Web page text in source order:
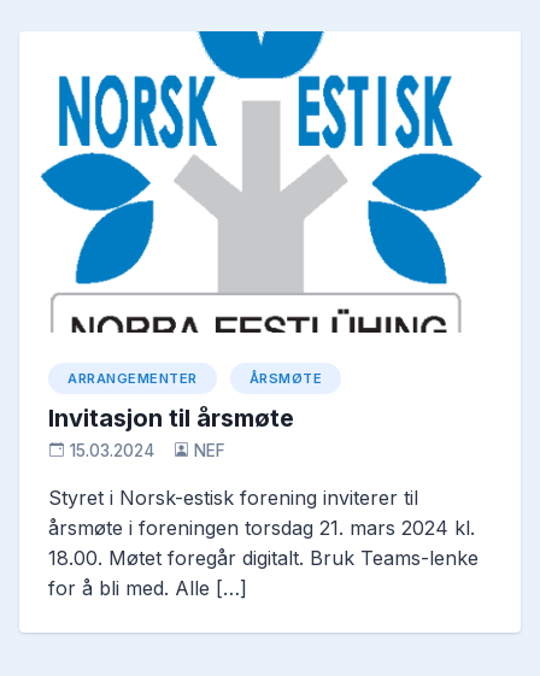
ARRANGEMENTER ÅRSMØTE
Invitasjon til årsmøte
15.03.2024 NEF
Styret i Norsk-estisk forening inviterer til
årsmøte i foreningen torsdag 21. mars 2024 kl.
18.00. Møtet foregår digitalt. Bruk Teams-lenke
for å bli med. Alle […]